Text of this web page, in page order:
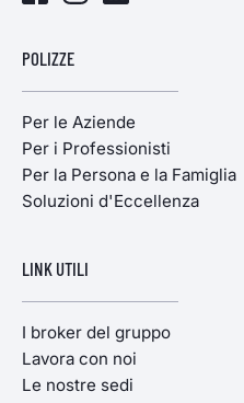
POLIZZE
Per le Aziende
Per i Professionisti
Per la Persona e la Famiglia
Soluzioni d'Eccellenza
LINK UTILI
I broker del gruppo
Lavora con noi
Le nostre sedi